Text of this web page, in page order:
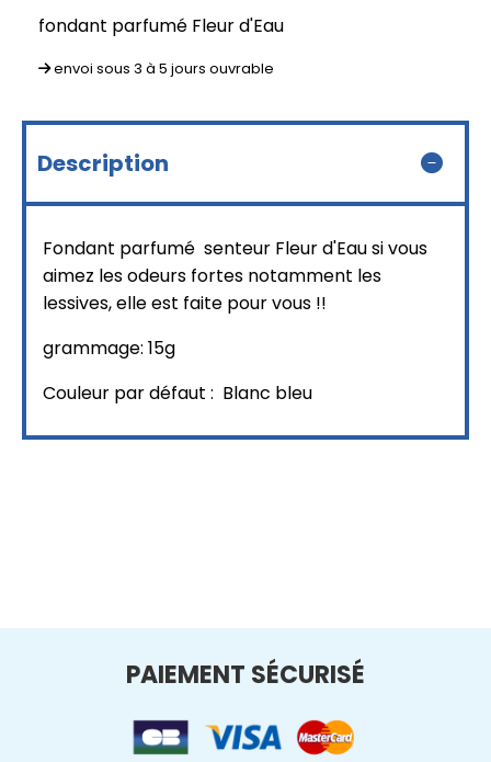
fondant parfumé Fleur d'Eau
envoi sous 3 à 5 jours ouvrable
Description
Fondant parfumé senteur Fleur d'Eau si vous
aimez les odeurs fortes notamment les
lessives, elle est faite pour vous !!
grammage: 15g
Couleur par défaut : Blanc bleu
PAIEMENT SÉCURISÉ